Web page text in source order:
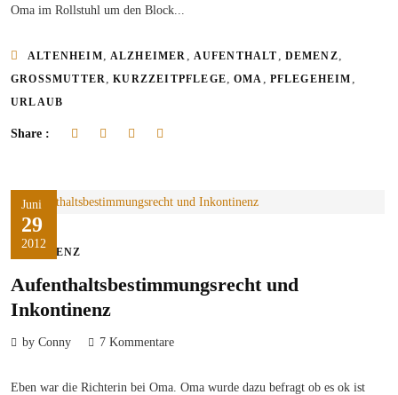
Oma im Rollstuhl um den Block...
ALTENHEIM, ALZHEIMER , AUFENTHALT , DEMENZ,
GROSSMUTTER ,KURZZEITPFLEGE,OMA , PFLEGEHEIM ,
URLAUB
Share :
Juni
29
2012
DEMENZ
Aufenthaltsbestimmungsrecht und
Inkontinenz
by Conny 7 Kommentare
Eben war die Richterin bei Oma. Oma wurde dazu befragt ob es ok ist